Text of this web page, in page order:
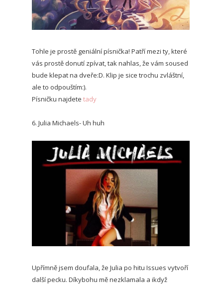
Tohle je prostě geniální písnička! Patří mezi ty, které
vás prostě donutí zpívat, tak nahlas, že vám soused
bude klepat na dveře:D. Klip je sice trochu zvláštní,
ale to odpouštím:).
Písničku najdete tady
6. Julia Michaels- Uh huh
Upřímně jsem doufala, že Julia po hitu Issues vytvoří
další pecku. Díkybohu mě nezklamala a ikdyž